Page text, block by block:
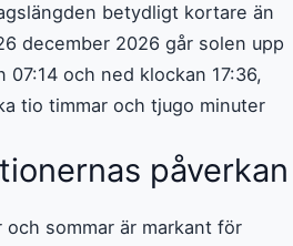
betydligt kortare än
december 2026 går solen upp
och ned klockan 17:36,
tio timmar och tjugo minuter
påverkan
sommar är markant för